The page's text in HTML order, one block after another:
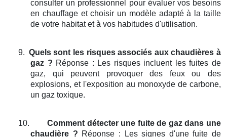
consulter un professionnel pour évaluer vos besoins
en chauffage et choisir un modèle adapté à la taille
de votre habitat et à vos habitudes d'utilisation.
9. Quels sont les risques associés aux chaudières à
gaz ? Réponse : Les risques incluent les fuites de
gaz, qui peuvent provoquer des feux ou des
explosions, et l'exposition au monoxyde de carbone,
un gaz toxique.
10.
Comment détecter une fuite de gaz dans une
chaudière ? Réponse : Les signes d'une fuite de